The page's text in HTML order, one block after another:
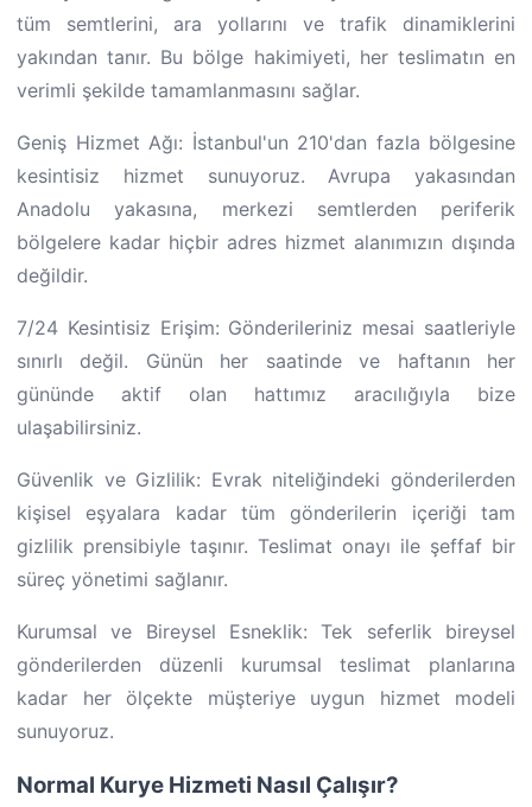
tüm semtlerini, ara yollarını ve trafik dinamiklerini
yakından tanır. Bu bölge hakimiyeti, her teslimatın en
verimli şekilde tamamlanmasını sağlar.
Geniş Hizmet Ağı: İstanbul'un 210'dan fazla bölgesine
kesintisiz hizmet sunuyoruz. Avrupa yakasından
Anadolu yakasına, merkezi semtlerden periferik
bölgelere kadar hiçbir adres hizmet alanımızın dışında
değildir.
7/24 Kesintisiz Erişim: Gönderileriniz mesai saatleriyle
sınırlı değil. Günün her saatinde ve haftanın her
gününde aktif olan hattımız aracılığıyla bize
ulaşabilirsiniz.
Güvenlik ve Gizlilik: Evrak niteliğindeki gönderilerden
kişisel eşyalara kadar tüm gönderilerin içeriği tam
gizlilik prensibiyle taşınır. Teslimat onayı ile şeffaf bir
süreç yönetimi sağlanır.
Kurumsal ve Bireysel Esneklik: Tek seferlik bireysel
gönderilerden düzenli kurumsal teslimat planlarına
kadar her ölçekte müşteriye uygun hizmet modeli
sunuyoruz.
Normal Kurye Hizmeti Nasıl Çalışır?